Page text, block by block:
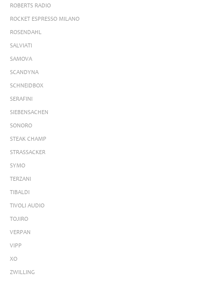
ROBERTS RADIO
ROCKET ESPRESSO MILANO
ROSENDAHL
SALVIATI
SAMOVA
SCANDYNA
SCHNEIDBOX
SERAFINI
SIEBENSACHEN
SONORO
STEAK CHAMP
STRASSACKER
SYMO
TERZANI
TIBALDI
TIVOLI AUDIO
TOJIRO
VERPAN
VIPP
XO
ZWILLING